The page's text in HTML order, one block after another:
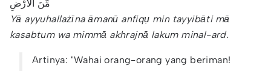
مِّنَ الْاَرْضِ
Yā ayyuhallażīna āmanū anfiqụ min tayyibāti mā
kasabtum wa mimmā akhrajnā lakum minal-ard.
Artinya: "Wahai orang-orang yang beriman!